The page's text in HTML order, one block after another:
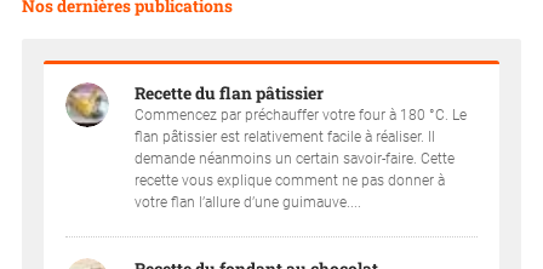
Nos dernières publications
Recette du flan pâtissier
Commencez par préchauffer votre four à 180 °C. Le
flan pâtissier est relativement facile à réaliser. Il
demande néanmoins un certain savoir-faire. Cette
recette vous explique comment ne pas donner à
votre flan l’allure d’une guimauve....